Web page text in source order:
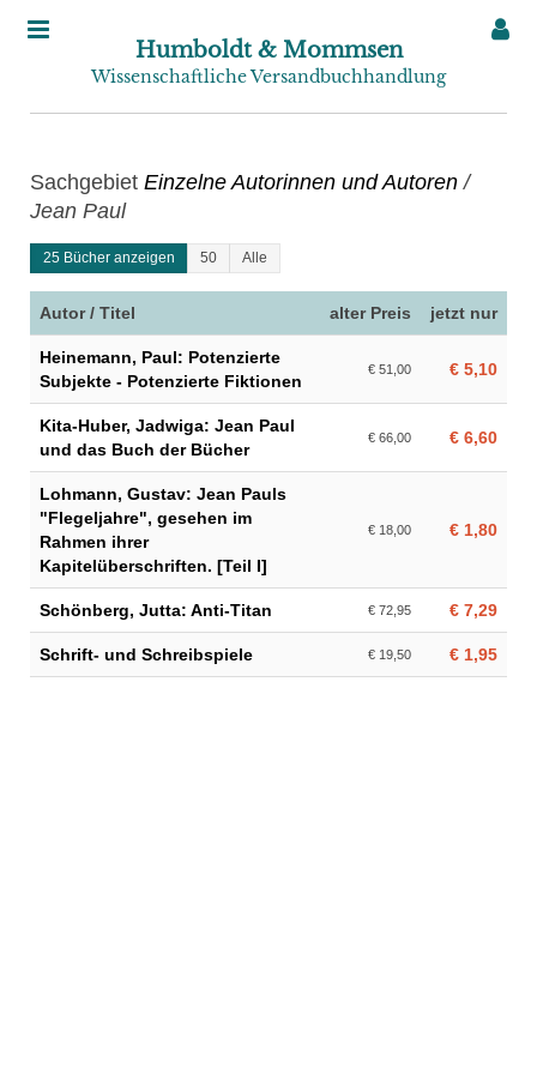
Humboldt & Mommsen
Wissenschaftliche Versandbuchhandlung
Sachgebiet Einzelne Autorinnen und Autoren /
Jean Paul
25 Bücher anzeigen 50 Alle
Autor / Titel alter Preis jetzt nur
Heinemann, Paul: Potenzierte
Subjekte - Potenzierte Fiktionen
€ 51,00 € 5,10
Kita-Huber, Jadwiga: Jean Paul
und das Buch der Bücher
€ 66,00 € 6,60
Lohmann, Gustav: Jean Pauls
"Flegeljahre", gesehen im
Rahmen ihrer
Kapitelüberschriften. [Teil I]
€ 18,00 € 1,80
Schönberg, Jutta: Anti-Titan € 72,95 € 7,29
Schrift- und Schreibspiele € 19,50 € 1,95